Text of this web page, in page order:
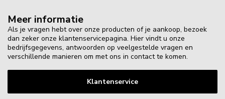
Meer informatie
Als je vragen hebt over onze producten of je aankoop, bezoek
dan zeker onze klantenservicepagina. Hier vindt u onze
bedrijfsgegevens, antwoorden op veelgestelde vragen en
verschillende manieren om met ons in contact te komen.
Klantenservice